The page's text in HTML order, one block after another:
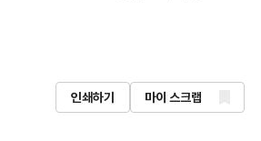
인쇄하기 마이 스크랩